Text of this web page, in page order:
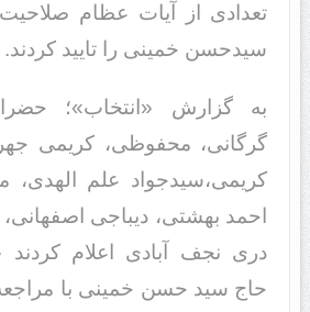
تعدادی از آیات عظام
سیدحسن خمینی را تایید کردند.
به گزارش «انتخاب»؛
گرگانى، محفوظى، کریمى
کریمى،سیدجواد علم الهدى،
احمد بهشتى، دیباجى اصفهانى،
درى نجف آبادى اعلام
حاج سید حسن خمینى با مراجعه